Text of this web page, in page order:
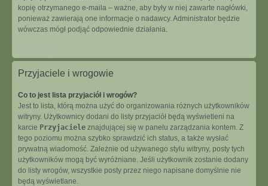
kopię otrzymanego e-maila – ważne, aby były w niej zawarte nagłówki,
ponieważ zawierają one informacje o nadawcy. Administrator będzie
wówczas mógł podjąć odpowiednie działania.
Przyjaciele i wrogowie
Co to jest lista przyjaciół i wrogów?
Jest to lista, którą można użyć do organizowania różnych użytkowników
witryny. Użytkownicy dodani do listy przyjaciół będą wyświetleni na
karcie Przyjaciele znajdującej się w panelu zarządzania kontem. Z
tego poziomu można szybko sprawdzić ich status, a także wysłać
prywatną wiadomość. Zależnie od używanego stylu witryny, posty tych
użytkowników mogą być wyróżniane. Jeśli użytkownik zostanie dodany
do listy wrogów, wszystkie posty przez niego napisane domyślnie nie
będą wyświetlane.